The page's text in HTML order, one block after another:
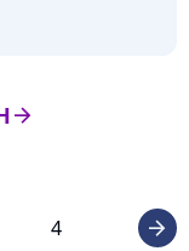
arrow_right
4 arrow_right